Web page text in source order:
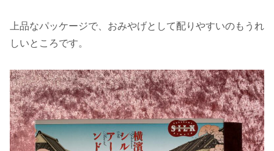
上品なパッケージで、おみやげとして配りやすいのもうれ
しいところです。